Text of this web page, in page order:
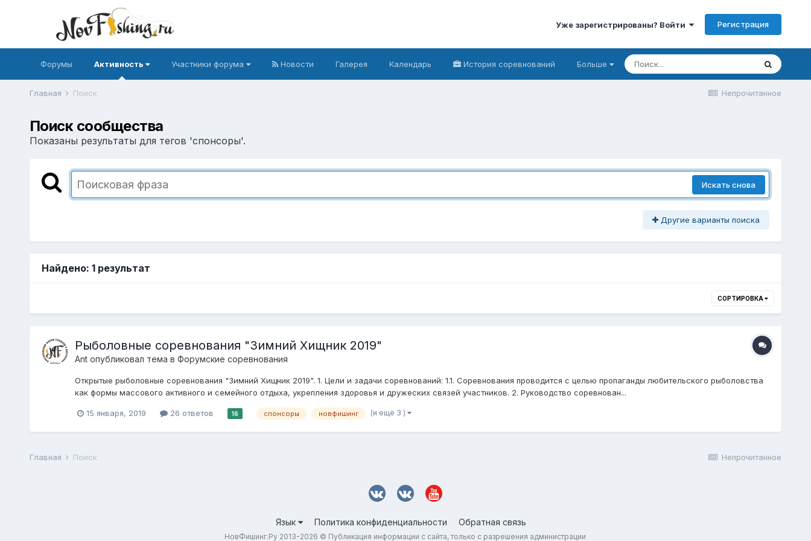
Уже зарегистрированы? Войти Регистрация
Форумы Активность Участники форума Новости Галерея Календарь История соревнований Больше
Непрочитанное
Главная Поиск
Поиск сообщества
Показаны результаты для тегов 'спонсоры'.
Искать снова
Другие варианты поиска
Найдено: 1 результат
СОРТИРОВКА
Рыболовные соревнования "Зимний Хищник 2019"
Antопубликовал тема в Форумские соревнования
Открытые рыболовные соревнования "Зимний Хищник 2019". 1. Цели и задачи соревнований: 1.1. Соревнования проводится с целью пропаганды любительского рыболовства
как формы массового активного и семейного отдыха, укрепления здоровья и дружеских связей участников. 2. Руководство соревнован...
15 января, 2019 26 ответов 16 спонсоры новфишинг (и ещё 3 )
Непрочитанное
Главная Поиск
Язык Политика конфиденциальности Обратная связь
НовФишинг.Ру 2013-2026 © Публикация информации с сайта, только с разрешения администрации